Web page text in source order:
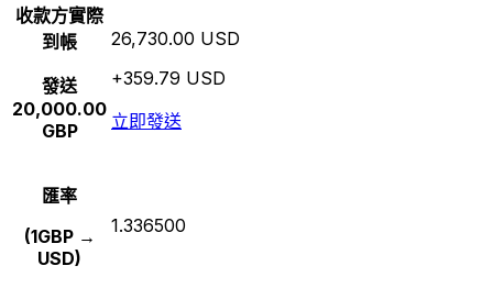
收款方實際
到帳
發送
20,000.00
GBP
26,730.00 USD
+359.79 USD
立即發送
匯率
(1GBP →
USD)
1.336500